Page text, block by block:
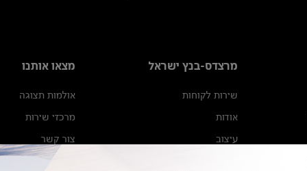
מרצדס-בנץ ישראל
שירות לקוחות
אודות
עיצוב
מצאו אותנו
אולמות תצוגה
מרכזי שירות
צור קשר